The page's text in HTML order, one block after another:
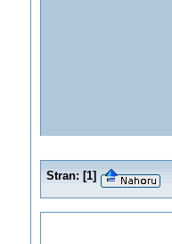
Stran: [1]